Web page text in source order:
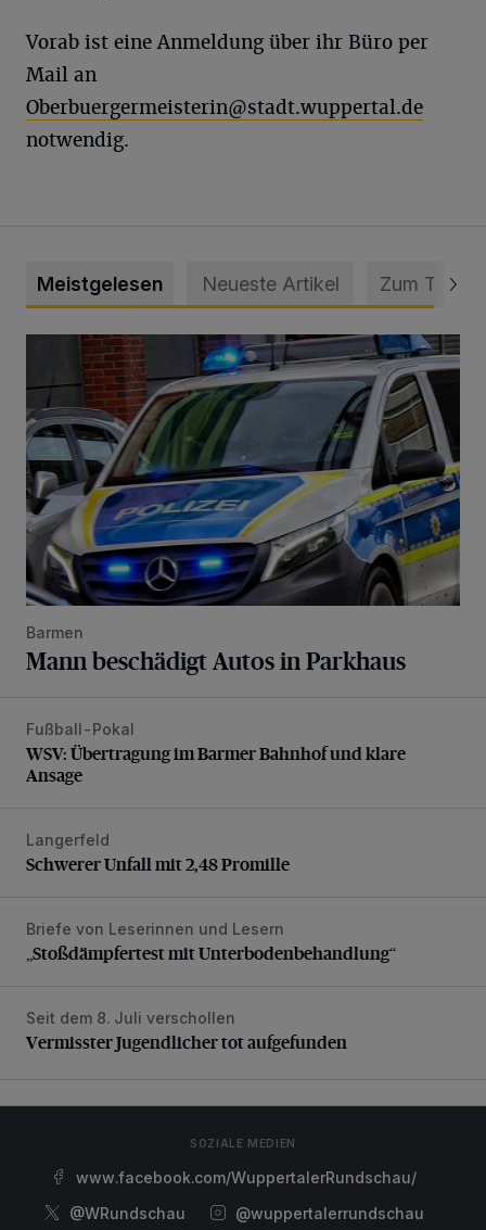
Vorab ist eine Anmeldung über ihr Büro per
Mail an
Oberbuergermeisterin@stadt.wuppertal.de
notwendig.
Meistgelesen Neueste Artikel Zum Thema
Mann beschädigt Autos in Parkhaus
Barmen
Mann beschädigt Autos in Parkhaus
WSV: Übertragung im Barmer Bahnhof und klare Ansage
Fußball-Pokal
WSV: Übertragung im Barmer Bahnhof und klare
Ansage
Schwerer Unfall mit 2,48 Promille
Langerfeld
Schwerer Unfall mit 2,48 Promille
„Stoßdämpfertest mit Unterbodenbehandlung“
Briefe von Leserinnen und Lesern
„Stoßdämpfertest mit Unterbodenbehandlung“
Vermisster Jugendlicher tot aufgefunden
Seit dem 8. Juli verschollen
Vermisster Jugendlicher tot aufgefunden
SOZIALE MEDIEN
www.facebook.com/WuppertalerRundschau/
@WRundschau
@wuppertalerrundschau